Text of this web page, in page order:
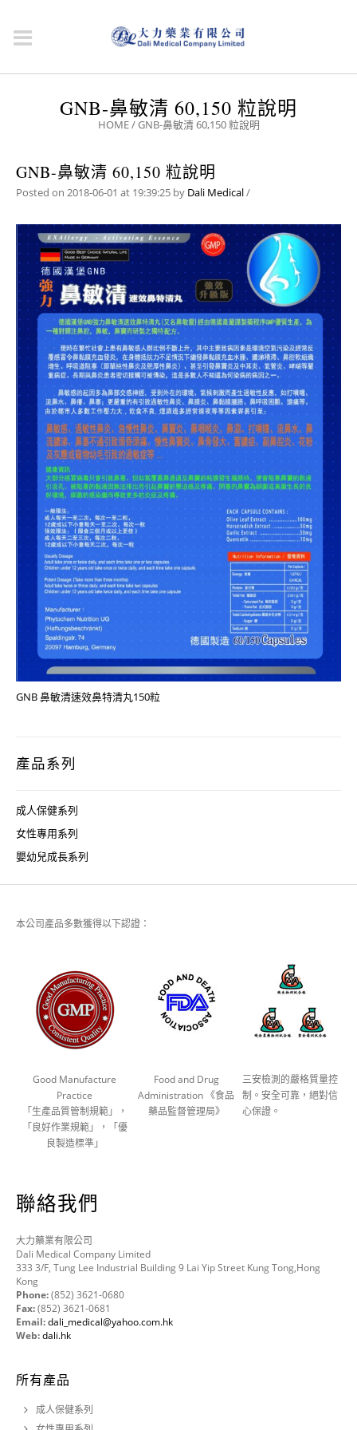
GNB-鼻敏清 60,150 粒說明
HOME/GNB-鼻敏清 60,150 粒說明
GNB-鼻敏清 60,150 粒說明
Posted on 2018-06-01 at 19:39:25 by Dali Medical/
GNB 鼻敏清速效鼻特清丸150粒
產品系列
成人保健系列
女性專用系列
嬰幼兒成長系列
本公司產品多數獲得以下認證：
Good Manufacture
Practice
「生產品質管制規範」，
「良好作業規範」，「優
良製造標準」
Food and Drug
Administration 《食品
藥品監督管理局》
三安檢測的嚴格質量控
制。安全可靠，絕對信
心保證。
聯絡我們
大力藥業有限公司
Dali Medical Company Limited
333 3/F, Tung Lee Industrial Building 9 Lai Yip Street Kung Tong,Hong
Kong
Phone:(852) 3621-0680
Fax:(852) 3621-0681
Email:dali_medical@yahoo.com.hk
Web:dali.hk
所有產品
成人保健系列